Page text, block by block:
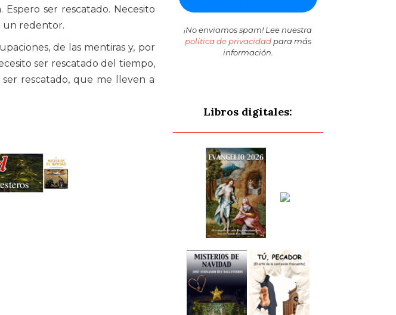
ser rescatado. Necesito
un redentor.
de las mentiras y, por
ser rescatado del tiempo,
rescatado, que me lleven a
¡No enviamos spam! Lee nuestra
política de privacidadpara más
información.
Libros digitales: